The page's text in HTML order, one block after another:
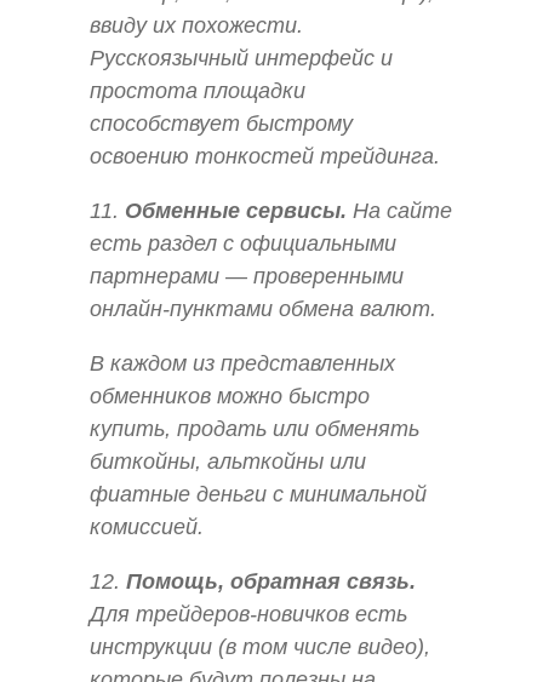
ввиду их похожести.
Русскоязычный интерфейс и
простота площадки
способствует быстрому
освоению тонкостей трейдинга.
11. Обменные сервисы. На сайте
есть раздел с официальными
партнерами — проверенными
онлайн-пунктами обмена валют.
В каждом из представленных
обменников можно быстро
купить, продать или обменять
биткойны, альткойны или
фиатные деньги с минимальной
комиссией.
12. Помощь, обратная связь.
Для трейдеров-новичков есть
инструкции (в том числе видео),